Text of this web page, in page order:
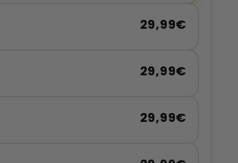
29,99€
29,99€
29,99€